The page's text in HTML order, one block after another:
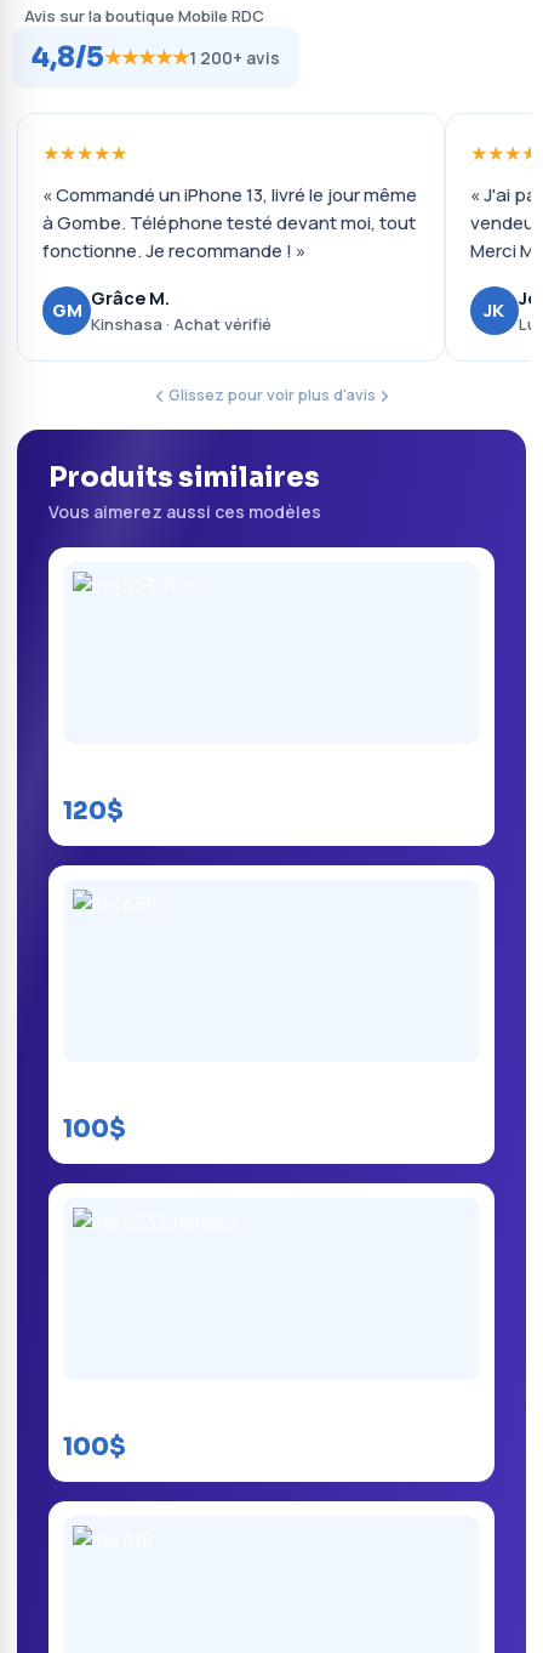
Avis sur la boutique Mobile RDC
4,8/5★★★★★1 200+ avis
★★★★★
« Commandé un iPhone 13, livré le jour même
à Gombe. Téléphone testé devant moi, tout
fonctionne. Je recommande ! »
GM Grâce M.
Kinshasa · Achat vérifié
« J'ai
Merci
JK
Glissez pour voir plus d'avis
Produits similaires
Vous aimerez aussi ces modèles
120$
100$
100$